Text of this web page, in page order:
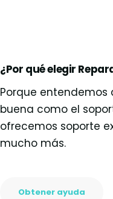
¿Por qué elegir
Porque
buena como el
ofrecemos soporte
mucho más.
Obtener ayuda